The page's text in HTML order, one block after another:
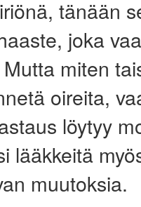
tänään
joka
miten
oireita,
löytyy
lääkkeitä
muutoksia.